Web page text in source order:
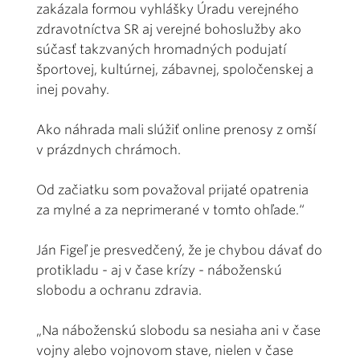
zakázala formou vyhlášky Úradu verejného
zdravotníctva SR aj verejné bohoslužby ako
súčasť takzvaných hromadných podujatí
športovej, kultúrnej, zábavnej, spoločenskej a
inej povahy.
Ako náhrada mali slúžiť online prenosy z omší
v prázdnych chrámoch.
Od začiatku som považoval prijaté opatrenia
za mylné a za neprimerané v tomto ohľade.“
Ján Figeľ je presvedčený, že je chybou dávať do
protikladu - aj v čase krízy - náboženskú
slobodu a ochranu zdravia.
„Na náboženskú slobodu sa nesiaha ani v čase
vojny alebo vojnovom stave, nielen v čase